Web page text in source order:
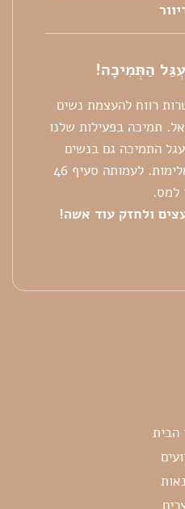
הַתְּמִיכָה!
רווח להעצמת נשים
תמיכה בפעילות שלנו
התמיכה גם בנשים
חסרות יכולת ונפגעות אלימות. לעמותה סעיף 46
למס.
ולחזק עוד אשה!
הבית